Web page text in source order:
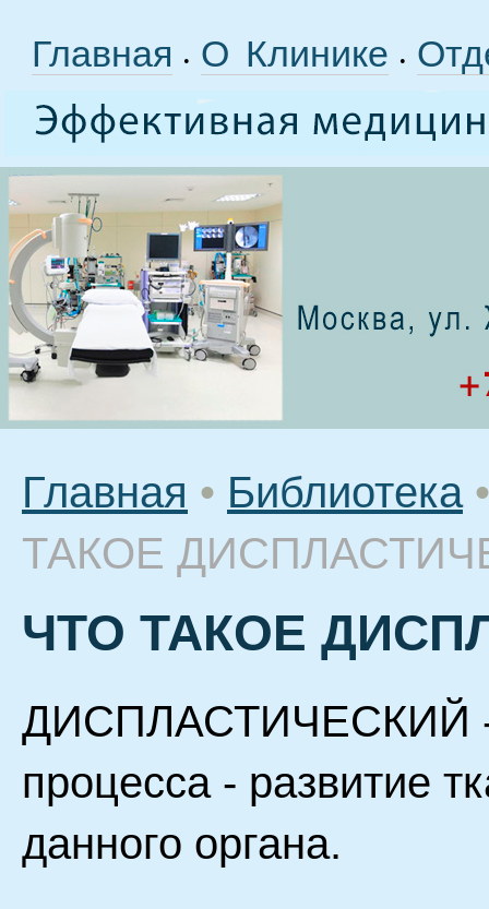
Главная • О Клинике •
Главная • Библиотека •
ТАКОЕ
ЧТО ТАКОЕ
ДИСПЛАСТИЧЕСКИЙ -
процесса - развитие
данного органа.